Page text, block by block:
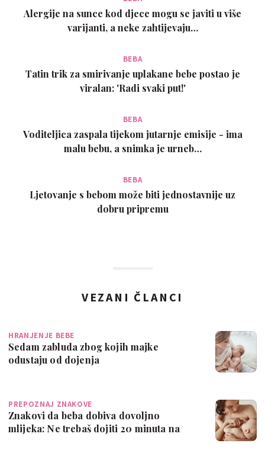
Alergije na sunce kod djece mogu se javiti u više
varijanti, a neke zahtijevaju…
BEBA
Tatin trik za smirivanje uplakane bebe postao je
viralan: 'Radi svaki put!'
BEBA
Voditeljica zaspala tijekom jutarnje emisije - ima
malu bebu, a snimka je urneb…
BEBA
Ljetovanje s bebom može biti jednostavnije uz
dobru pripremu
VEZANI ČLANCI
HRANJENJE BEBE
Sedam zabluda zbog kojih majke
odustaju od dojenja
PREPOZNAJ ZNAKOVE
Znakovi da beba dobiva dovoljno
mlijeka: Ne trebaš dojiti 20 minuta na